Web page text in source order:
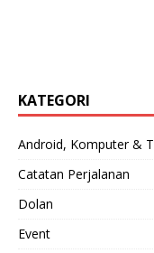
KATEGORI
Android, Komputer &
Catatan Perjalanan
Dolan
Event